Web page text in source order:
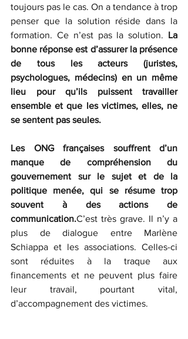
toujours pas le cas. On a tendance à trop
penser que la solution réside dans la
formation. Ce n’est pas la solution. La
bonne réponse est d’assurer la présence
de tous les acteurs (juristes,
psychologues, médecins) en un même
lieu pour qu’ils puissent travailler
ensemble et que les victimes, elles, ne
se sentent pas seules.
Les ONG françaises souffrent d’un
manque de compréhension du
gouvernement sur le sujet et de la
politique menée, qui se résume trop
souvent à des actions de
communication.C’est très grave. Il n’y a
plus de dialogue entre Marlène
Schiappa et les associations. Celles-ci
sont réduites à la traque aux
financements et ne peuvent plus faire
leur travail, pourtant vital,
d’accompagnement des victimes.